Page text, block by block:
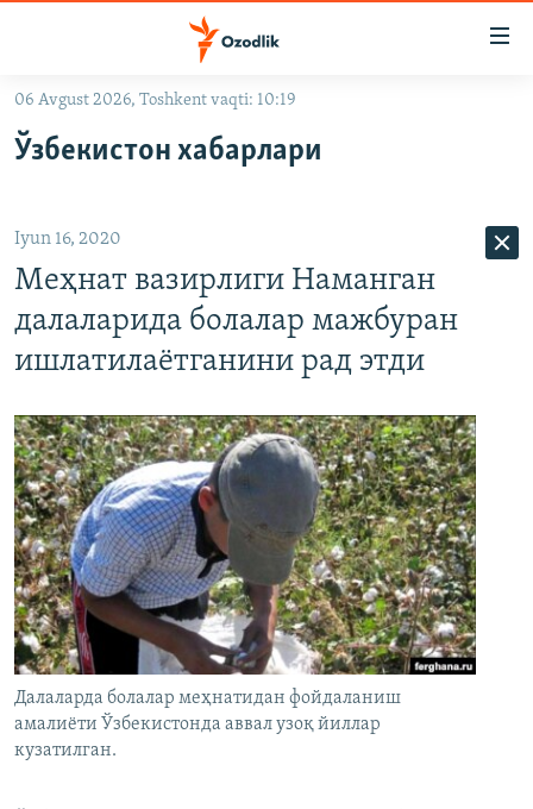
Асосий
Қидиришга
ўтинг
OZODLIK SURISHTIRUVLARI
На русском
ИЖТИМОИЙ ТАРМОҚЛАР
Озодлик бошқа тилларда
06 Avgust 2026, Toshkent vaqti: 10:19
Ўзбекистон хабарлари
Iyun 16, 2020
Меҳнат вазирлиги Наманган
далаларида болалар мажбуран
ишлатилаётганини рад этди
Далаларда болалар меҳнатидан фойдаланиш
амалиёти Ўзбекистонда аввал узоқ йиллар
кузатилган.